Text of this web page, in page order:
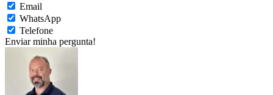
Email
WhatsApp
Telefone
Enviar minha pergunta!